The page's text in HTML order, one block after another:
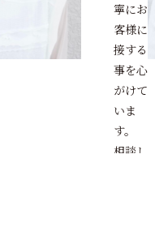
寧にお
客様に
接する
事を心
がけて
いま
す。
相談し